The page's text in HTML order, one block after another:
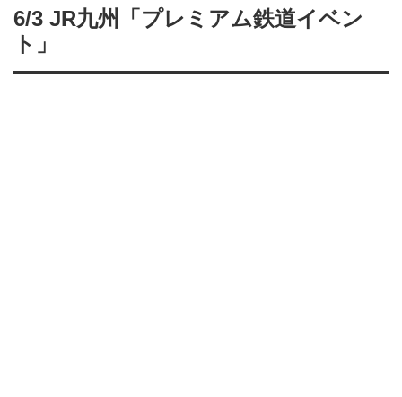
6/3 JR九州「プレミアム鉄道イベン
ト」